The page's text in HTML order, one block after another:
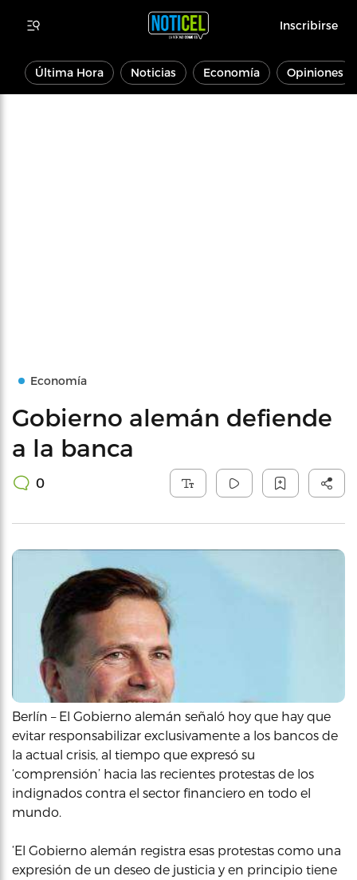
Inscribirse
Última Hora Noticias Economía Opiniones
Economía
Gobierno alemán defiende
a la banca
0
Berlín – El Gobierno alemán señaló hoy que hay que
evitar responsabilizar exclusivamente a los bancos de
la actual crisis, al tiempo que expresó su
‘comprensión’ hacia las recientes protestas de los
indignados contra el sector financiero en todo el
mundo.
‘El Gobierno alemán registra esas protestas como una
expresión de un deseo de justicia y en principio tiene